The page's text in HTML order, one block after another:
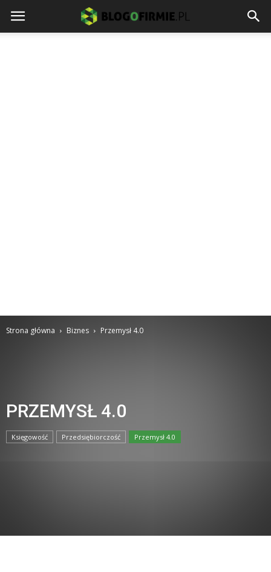
Strona główna Biznes Przemysł 4.0
PRZEMYSŁ 4.0
Księgowość Przedsiębiorczość Przemysł 4.0